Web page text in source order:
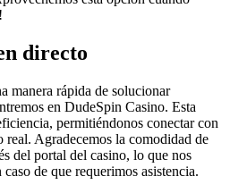
directo
manera rápida de solucionar
en DudeSpin Casino. Esta
permitiéndonos conectar con
real. Agradecemos la comodidad de
del portal del casino, lo que nos
de que requerimos asistencia.